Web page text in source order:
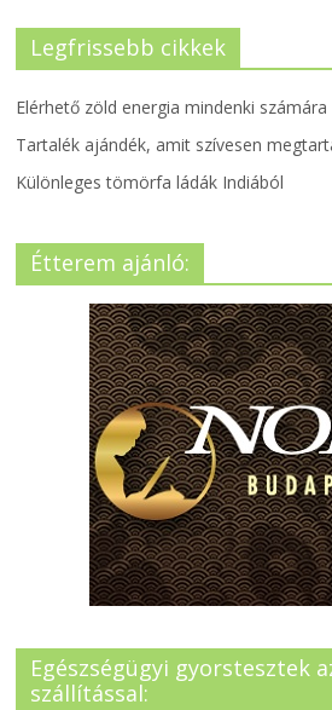
Legfrissebb cikkek
Elérhető zöld energia mindenki számára
Tartalék ajándék, amit szívesen
Különleges tömörfa ládák Indiából
Étterem ajánló:
Egészségügyi gyorstesztek
szállítással: